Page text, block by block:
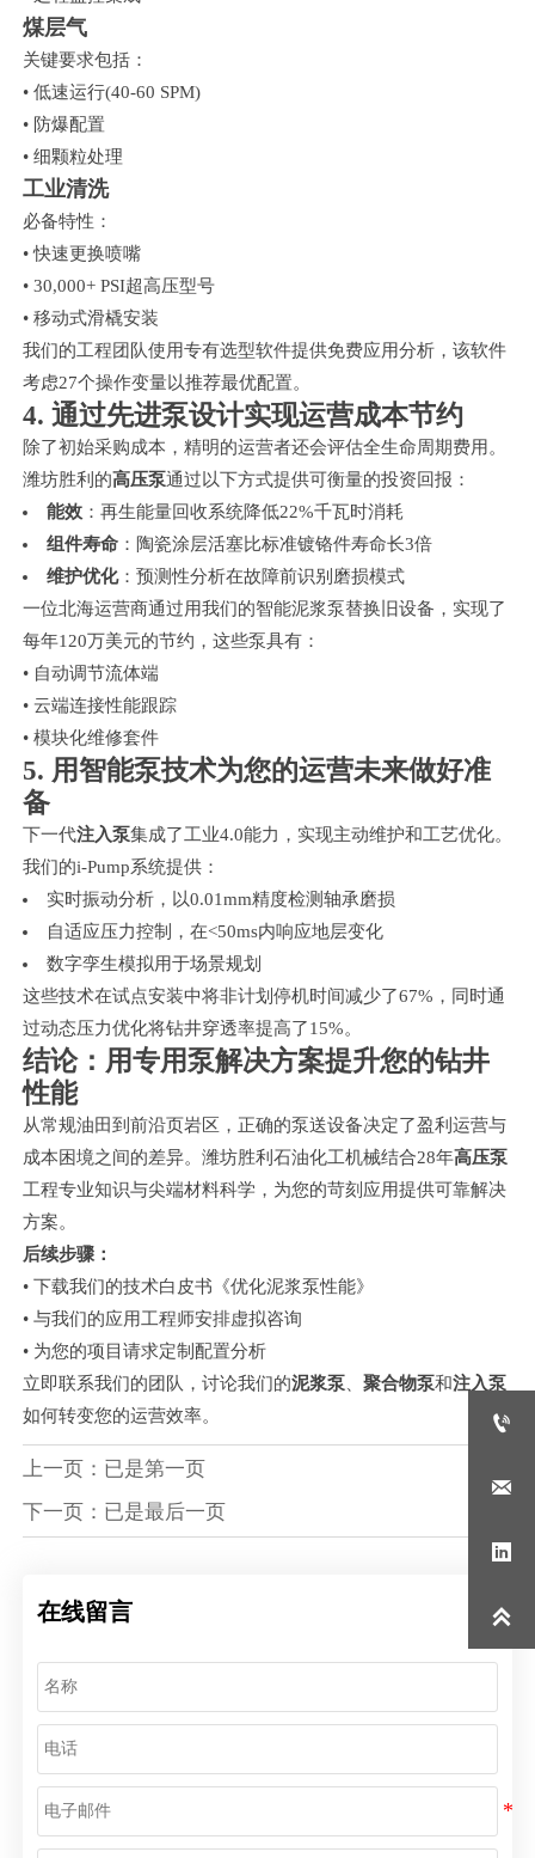
煤层气
关键要求包括：
• 低速运行(40-60 SPM)
• 防爆配置
• 细颗粒处理
工业清洗
必备特性：
• 快速更换喷嘴
• 30,000+ PSI超高压型号
• 移动式滑橇安装
我们的工程团队使用专有选型软件提供免费应用分析，该软件
考虑27个操作变量以推荐最优配置。
4. 通过先进泵设计实现运营成本节约
除了初始采购成本，精明的运营者还会评估全生命周期费用。
潍坊胜利的高压泵通过以下方式提供可衡量的投资回报：
能效：再生能量回收系统降低22%千瓦时消耗
组件寿命：陶瓷涂层活塞比标准镀铬件寿命长3倍
维护优化：预测性分析在故障前识别磨损模式
一位北海运营商通过用我们的智能泥浆泵替换旧设备，实现了
每年120万美元的节约，这些泵具有：
• 自动调节流体端
• 云端连接性能跟踪
• 模块化维修套件
5. 用智能泵技术为您的运营未来做好准
备
下一代注入泵集成了工业4.0能力，实现主动维护和工艺优化。
我们的i-Pump系统提供：
实时振动分析，以0.01mm精度检测轴承磨损
自适应压力控制，在<50ms内响应地层变化
数字孪生模拟用于场景规划
这些技术在试点安装中将非计划停机时间减少了67%，同时通
过动态压力优化将钻井穿透率提高了15%。
结论：用专用泵解决方案提升您的钻井
性能
从常规油田到前沿页岩区，正确的泵送设备决定了盈利运营与
成本困境之间的差异。潍坊胜利石油化工机械结合28年高压泵
工程专业知识与尖端材料科学，为您的苛刻应用提供可靠解决
方案。
后续步骤：
• 下载我们的技术白皮书《优化泥浆泵性能》
• 与我们的应用工程师安排虚拟咨询
• 为您的项目请求定制配置分析
立即联系我们的团队，讨论我们的泥浆泵、 聚合物泵和注入泵
如何转变您的运营效率。
上一页：已是第一页
下一页：已是最后一页
在线留言



